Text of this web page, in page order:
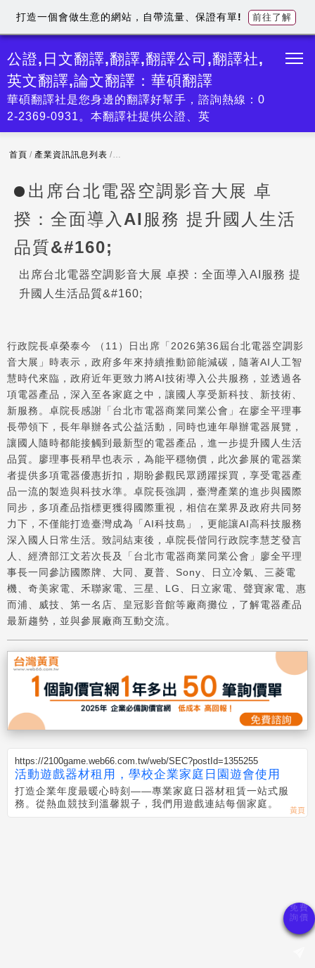
公證,日文翻譯,翻譯,翻譯公司,翻譯社,
英文翻譯,論文翻譯：華碩翻譯
華碩翻譯社是您身邊的翻譯好幫手，諮詢熱線：0
2-2369-0931。本翻譯社提供公證、英
首頁 / 產業資訊訊息列表 / 出席台北電器空調影音大展 卓揆：全面導入AI
出席台北電器空調影音大展 卓
揆：全面導入AI服務 提升國人生活
品質&#160;
出席台北電器空調影音大展 卓揆：全面導入AI服務 提
升國人生活品質&#160;
行政院長卓榮泰今 （11）日出席「2026第36屆台北電器空調影
音大展」時表示，政府多年來持續推動節能減碳，隨著AI人工智
慧時代來臨，政府近年更致力將AI技術導入公共服務，並透過各
項電器產品，深入至各家庭之中，讓國人享受新科技、新技術、
新服務。卓院長感謝「台北市電器商業同業公會」在廖全平理事
長帶領下，長年舉辦各式公益活動，同時也連年舉辦電器展覽，
讓國人隨時都能接觸到最新型的電器產品，進一步提升國人生活
品質。廖理事長稍早也表示，為能平穩物價，此次參展的電器業
者提供多項電器優惠折扣，期盼參觀民眾踴躍採買，享受電器產
品一流的製造與科技水準。卓院長強調，臺灣產業的進步與國際
同步，多項產品指標更獲得國際重視，相信在業界及政府共同努
力下，不僅能打造臺灣成為「AI科技島」，更能讓AI高科技服務
深入國人日常生活。致詞結束後，卓院長偕同行政院李慧芝發言
人、經濟部江文若次長及「台北市電器商業同業公會」廖全平理
事長一同參訪國際牌、大同、夏普、Sony、日立冷氣、三菱電
機、奇美家電、禾聯家電、三星、LG、日立家電、聲寶家電、惠
而浦、威技、第一名店、皇冠影音館等廠商攤位，了解電器產品
最新趨勢，並與參展廠商互動交流。
https://2100game.web66.com.tw/web/SEC?postId=1355255
活動遊戲器材租用，學校企業家庭日園遊會使用
打造企業年度最暖心時刻——專業家庭日器材租賃一站式服
務。從熱血競技到溫馨親子，我們用遊戲連結每個家庭。
打造一個會做生意的網站，自帶流量、保證有單! 前往了解